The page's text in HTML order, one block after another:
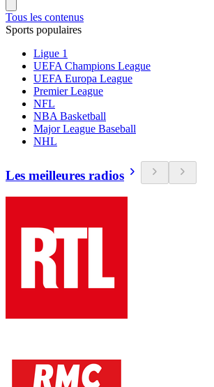
Tous les contenus
Sports populaires
Ligue 1
UEFA Champions League
UEFA Europa League
Premier League
NFL
NBA Basketball
Major League Baseball
NHL
Les meilleures radios